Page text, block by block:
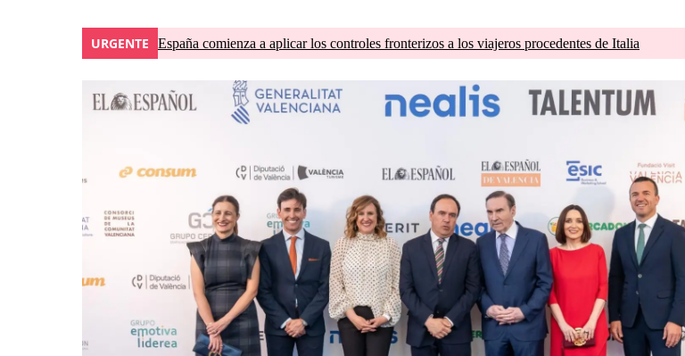
URGENTE España comienza a aplicar los controles fronterizos a los viajeros procedentes de Italia